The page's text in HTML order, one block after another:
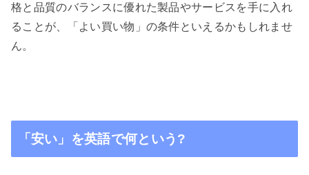
格と品質のバランスに優れた製品やサービスを手に入れ
ることが、「よい買い物」の条件といえるかもしれませ
ん。
「安い」を英語で何という ?